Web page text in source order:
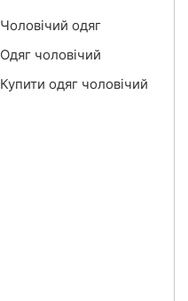
Чоловічий одяг
Одяг чоловічий
Купити одяг чоловічий